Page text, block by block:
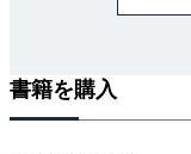
書籍を購入